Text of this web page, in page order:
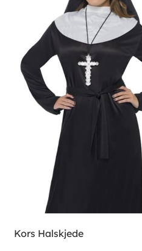
Kors Halskjede